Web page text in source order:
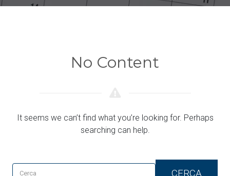
No Content
It seems we can’t find what you’re looking for. Perhaps
searching can help.
CERCA